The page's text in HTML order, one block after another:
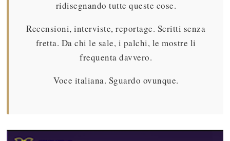
ridisegnando tutte queste cose.
Recensioni, interviste, reportage. Scritti senza
fretta. Da chi le sale, i palchi, le mostre li
frequenta davvero.
Voce italiana. Sguardo ovunque.